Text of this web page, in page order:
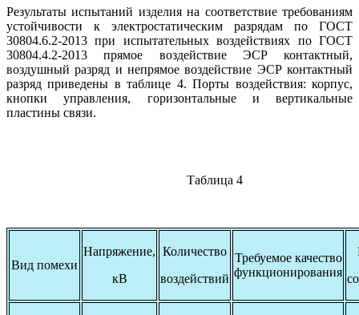
Результаты испытаний изделия на соответствие требованиям
устойчивости к электростатическим разрядам по ГОСТ
30804.6.2-2013 при испытательных воздействиях по ГОСТ
30804.4.2-2013 прямое воздействие ЭСР контактный,
воздушный разряд и непрямое воздействие ЭСР контактный
разряд приведены в таблице 4. Порты воздействия: корпус,
кнопки управления, горизонтальные и вертикальные
пластины связи.
Таблица 4
Вид помехи
Напряжение,
кВ
Количество
воздействий
Требуемое качество
функционирования